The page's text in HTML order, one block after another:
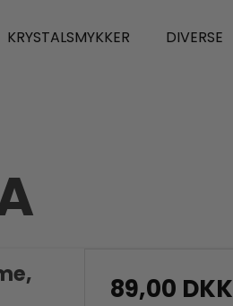
KRYSTALSMYKKER
DIVERSE
89,00 DKK